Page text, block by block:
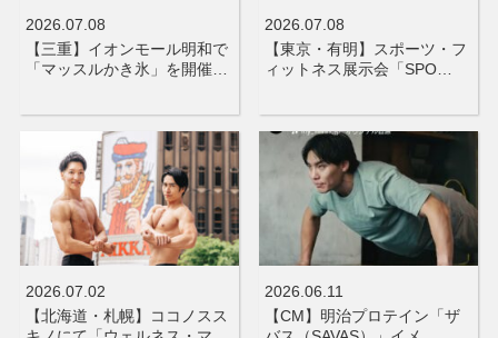
2026.07.08
【三重】イオンモール明和で
「マッスルかき氷」を開催…
2026.07.08
【東京・有明】スポーツ・フ
ィットネス展示会「SPO…
2026.07.02
【北海道・札幌】ココノスス
2026.06.11
【CM】明治プロテイン「ザ